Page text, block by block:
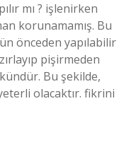
mı ? işlenirken
korunamamış. Bu
önceden yapılabilir
pişirmeden
Bu şekilde,
olacaktır. fikrini